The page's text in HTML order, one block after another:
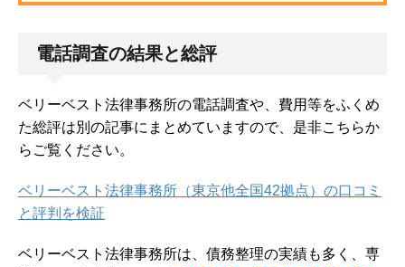
電話調査の結果と総評
ベリーベスト法律事務所の電話調査や、費用等をふくめ
た総評は別の記事にまとめていますので、是非こちらか
らご覧ください。
ベリーベスト法律事務所（東京他全国42拠点）の口コミ
と評判を検証
ベリーベスト法律事務所は、債務整理の実績も多く、専